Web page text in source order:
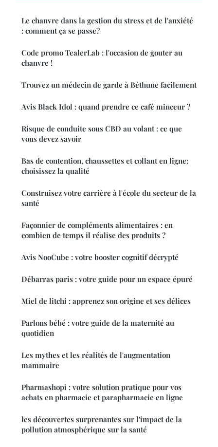
Le chanvre dans la gestion du stress et de l'anxiété
: comment ça se passe?
Code promo TealerLab : l'occasion de gouter au
chanvre !
Trouvez un médecin de garde à Béthune facilement
Avis Black Idol : quand prendre ce café minceur ?
Risque de conduite sous CBD au volant : ce que
vous devez savoir
Bas de contention, chaussettes et collant en ligne:
choisissez la qualité
Construisez votre carrière à l'école du secteur de la
santé
Façonnier de compléments alimentaires : en
combien de temps il réalise des produits ?
Avis NooCube : votre booster cognitif décrypté
Débarras paris : votre guide pour un espace épuré
Miel de litchi : apprenez son origine et ses délices
Parlons bébé : votre guide de la maternité au
quotidien
Les mythes et les réalités de l'augmentation
mammaire
Pharmashopi : votre solution pratique pour vos
achats en pharmacie et parapharmacie en ligne
les découvertes surprenantes sur l'impact de la
pollution atmosphérique sur la santé